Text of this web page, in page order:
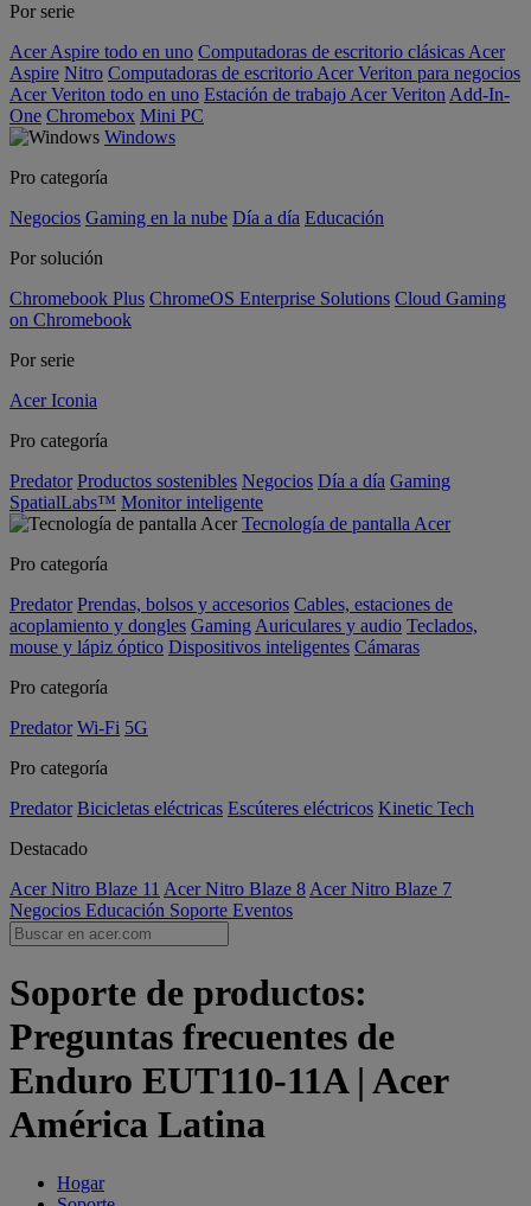
Por serie
Acer Aspire todo en uno Computadoras de escritorio clásicas Acer
Aspire Nitro Computadoras de escritorio Acer Veriton para negocios
Acer Veriton todo en uno Estación de trabajo Acer Veriton Add-In-
One Chromebox Mini PC
Windows
Pro categoría
Negocios Gaming en la nube Día a día Educación
Por solución
Chromebook Plus ChromeOS Enterprise Solutions Cloud Gaming
on Chromebook
Por serie
Acer Iconia
Pro categoría
Predator Productos sostenibles Negocios Día a día Gaming
SpatialLabs™ Monitor inteligente
Tecnología de pantalla Acer
Pro categoría
Predator Prendas, bolsos y accesorios Cables, estaciones de
acoplamiento y dongles Gaming Auriculares y audio Teclados,
mouse y lápiz óptico Dispositivos inteligentes Cámaras
Pro categoría
Predator Wi-Fi 5G
Pro categoría
Predator Bicicletas eléctricas Escúteres eléctricos Kinetic Tech
Destacado
Acer Nitro Blaze 11 Acer Nitro Blaze 8 Acer Nitro Blaze 7
Negocios Educación Soporte Eventos
Soporte de productos:
Preguntas frecuentes de
Enduro EUT110-11A | Acer
América Latina
Hogar